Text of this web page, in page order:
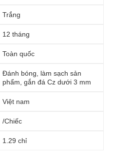
Trắng
12 tháng
Toàn quốc
Đánh bóng, làm sạch sản
phẩm, gắn đá Cz dưới 3 mm
Việt nam
/Chiếc
1.29 chỉ